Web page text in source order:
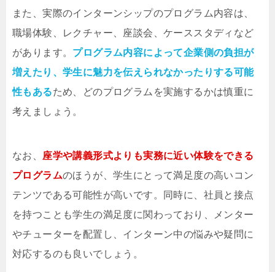
また、実際のインターンシップのプログラム内容は、
職場体験、レクチャー、座談会、ケーススタディなど
があります。 プログラム内容によって企業側の負担が
増えたり、学生に魅力を伝えられなかったりする可能
性もあるため、どのプログラムを実施するかは慎重に
考えましょう。
なお、 座学や講義形式よりも実務に近い体験をできる
プログラムのほうが、学生にとって満足度の高いコン
テンツである可能性が高いです。同時に、社員と接点
を持つことも学生の満足度に関わっており、メンター
やチューターを配置し、インターン中の悩みや疑問に
対応するのも良いでしょう。